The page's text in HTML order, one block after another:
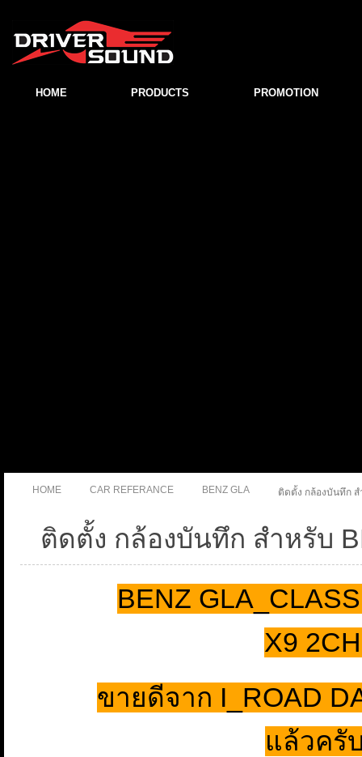
HOME PRODUCTS PROMOTION
HOME CAR REFERANCE BENZ GLA ติดตั้ง กล้องบันทึก ส
ติดตั้ง กล้องบันทึก สำหรับ
BENZ
X9
ขายดีจาก I_ROAD
แล้วครั